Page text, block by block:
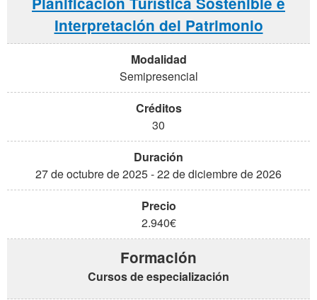
Interpretación del Patrimonio
Semipresencial
30
27 de octubre de 2025 - 22 de diciembre de 2026
2.940€
Cursos de especialización